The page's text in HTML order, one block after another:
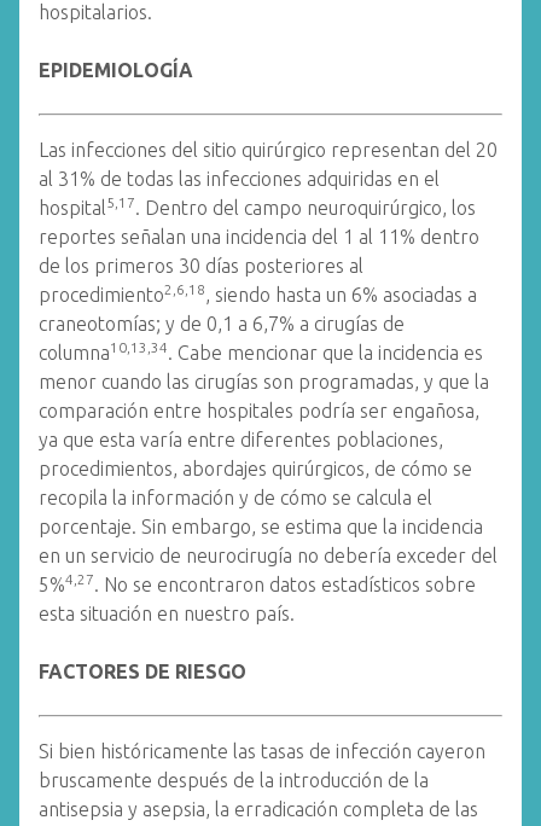
hospitalarios.
EPIDEMIOLOGÍA
Las infecciones del sitio quirúrgico representan del 20
al 31% de todas las infecciones adquiridas en el
hospital 5,17. Dentro del campo neuroquirúrgico, los
reportes señalan una incidencia del 1 al 11% dentro
de los primeros 30 días posteriores al
procedimiento2,6,18, siendo hasta un 6% asociadas a
craneotomías; y de 0,1 a 6,7% a cirugías de
columna10,13,34. Cabe mencionar que la incidencia es
menor cuando las cirugías son programadas, y que la
comparación entre hospitales podría ser engañosa,
ya que esta varía entre diferentes poblaciones,
procedimientos, abordajes quirúrgicos, de cómo se
recopila la información y de cómo se calcula el
porcentaje. Sin embargo, se estima que la incidencia
en un servicio de neurocirugía no debería exceder del
5%4,27. No se encontraron datos estadísticos sobre
esta situación en nuestro país.
FACTORES DE RIESGO
Si bien históricamente las tasas de infección cayeron
bruscamente después de la introducción de la
antisepsia y asepsia, la erradicación completa de las